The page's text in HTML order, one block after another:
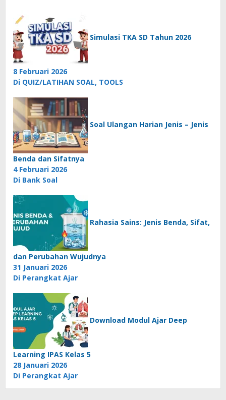
Simulasi TKA SD Tahun 2026
8 Februari 2026
Di QUIZ/LATIHAN SOAL, TOOLS
Soal Ulangan Harian Jenis – Jenis
Benda dan Sifatnya
4 Februari 2026
Di Bank Soal
Rahasia Sains: Jenis Benda, Sifat,
dan Perubahan Wujudnya
31 Januari 2026
Di Perangkat Ajar
Download Modul Ajar Deep
Learning IPAS Kelas 5
28 Januari 2026
Di Perangkat Ajar